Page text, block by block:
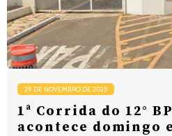
29 DE NOVEMBRO DE 2025
1ª Corrida do 12°
acontece domingo